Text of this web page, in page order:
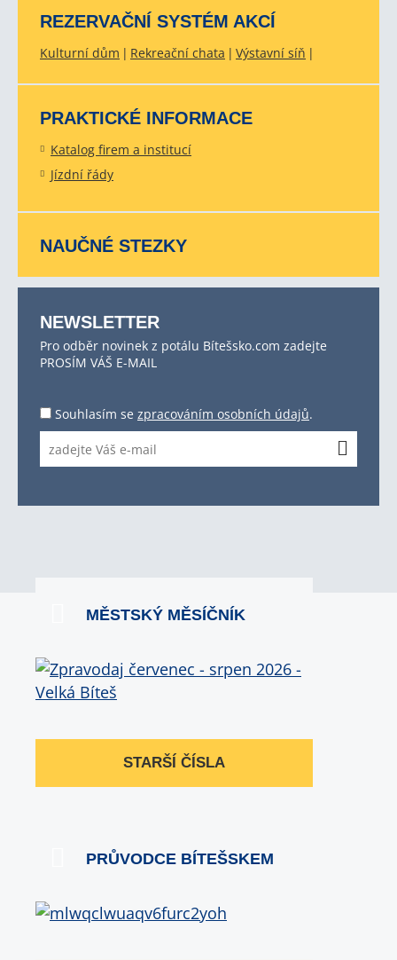
REZERVAČNÍ SYSTÉM AKCÍ
Kulturní dům Rekreační chata Výstavní síň
PRAKTICKÉ INFORMACE
Katalog firem a institucí
Jízdní řády
NAUČNÉ STEZKY
NEWSLETTER
Pro odběr novinek z potálu Bítešsko.com zadejte
PROSÍM VÁŠ E-MAIL
Souhlasím se zpracováním osobních údajů.
MĚSTSKÝ MĚSÍČNÍK
STARŠÍ ČÍSLA
PRŮVODCE BÍTEŠSKEM